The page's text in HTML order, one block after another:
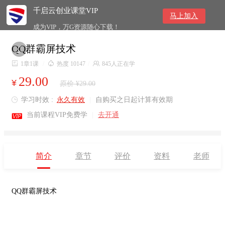
千启云创业课堂VIP
成为VIP，万G资源随心下载！
马上加入

QQ群霸屏技术
 1章1课  热度 10147  845人正在学
¥ 29.00 原价 ¥29.00
 学习时效 : 永久有效 自购买之日起计算有效期
 当前课程VIP免费学 去开通
简介 章节 评价 资料 老师
QQ群霸屏技术